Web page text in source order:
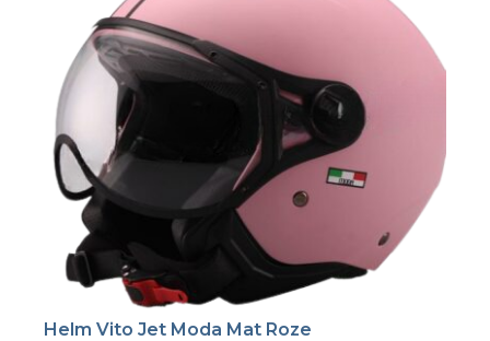
Helm Vito Jet Moda Mat Roze